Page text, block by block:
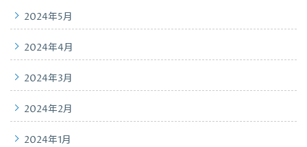
2024年5月
2024年4月
2024年3月
2024年2月
2024年1月